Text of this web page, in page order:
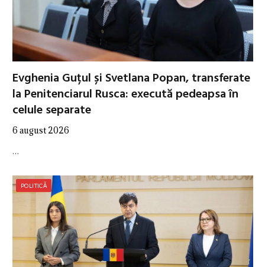
Evghenia Guțul și Svetlana Popan, transferate
la Penitenciarul Rusca: execută pedeapsa în
celule separate
6 august 2026
…
POLITICĂ